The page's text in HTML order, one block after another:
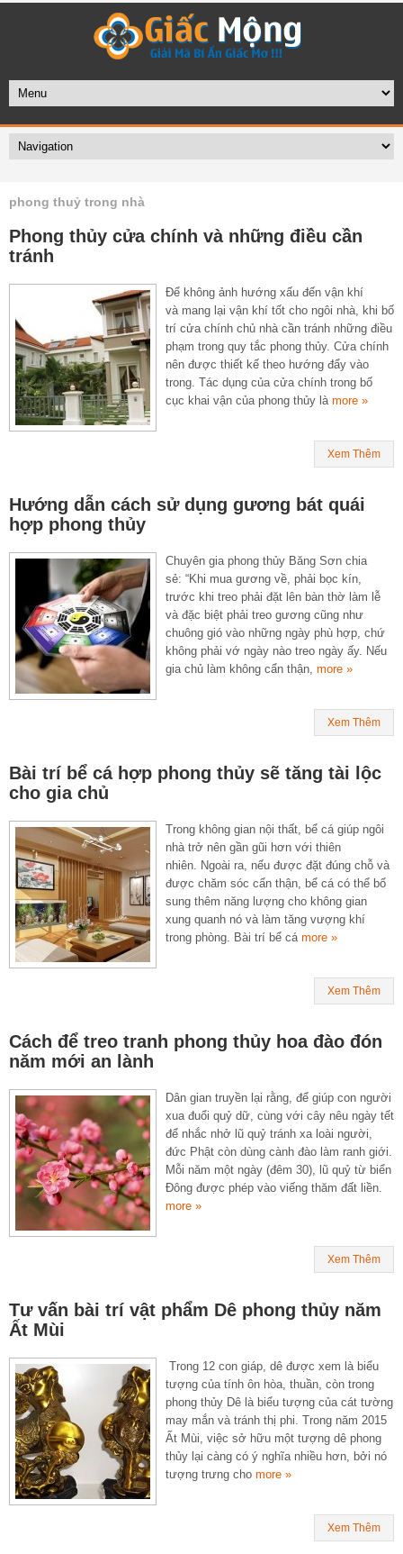
phong thuỷ trong nhà
Phong thủy cửa chính và những điều cần
tránh
Để không ảnh hướng xấu đến vận khí
và mang lại vận khí tốt cho ngôi nhà, khi bố
trí cửa chính chủ nhà cần tránh những điều
phạm trong quy tắc phong thủy. Cửa chính
nên được thiết kế theo hướng đẩy vào
trong. Tác dụng của cửa chính trong bố
cục khai vận của phong thủy là more »
Xem Thêm
Hướng dẫn cách sử dụng gương bát quái
hợp phong thủy
Chuyên gia phong thủy Băng Sơn chia
sẻ: “Khi mua gương về, phải bọc kín,
trước khi treo phải đặt lên bàn thờ làm lễ
và đặc biệt phải treo gương cũng như
chuông gió vào những ngày phù hợp, chứ
không phải vớ ngày nào treo ngày ấy. Nếu
gia chủ làm không cẩn thận, more »
Xem Thêm
Bài trí bể cá hợp phong thủy sẽ tăng tài lộc
cho gia chủ
Trong không gian nội thất, bể cá giúp ngôi
nhà trở nên gần gũi hơn với thiên
nhiên. Ngoài ra, nếu được đặt đúng chỗ và
được chăm sóc cẩn thận, bể cá có thể bổ
sung thêm năng lượng cho không gian
xung quanh nó và làm tăng vượng khí
trong phòng. Bài trí bể cá more »
Xem Thêm
Cách để treo tranh phong thủy hoa đào đón
năm mới an lành
Dân gian truyền lại rằng, để giúp con người
xua đuổi quỷ dữ, cùng với cây nêu ngày tết
để nhắc nhở lũ quỷ tránh xa loài người,
đức Phật còn dùng cành đào làm ranh giới.
Mỗi năm một ngày (đêm 30), lũ quỷ từ biển
Đông được phép vào viếng thăm đất liền.
more »
Xem Thêm
Tư vấn bài trí vật phẩm Dê phong thủy năm
Ất Mùi
Trong 12 con giáp, dê được xem là biểu
tượng của tính ôn hòa, thuần, còn trong
phong thủy Dê là biểu tượng của cát tường
may mắn và tránh thị phi. Trong năm 2015
Ất Mùi, việc sở hữu một tượng dê phong
thủy lại càng có ý nghĩa nhiều hơn, bởi nó
tượng trưng cho more »
Xem Thêm